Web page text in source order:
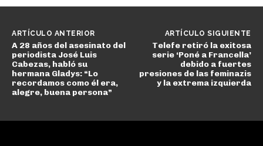
ARTÍCULO ANTERIOR
A 28 años del asesinato del
periodista José Luis
Cabezas, habló su
hermana Gladys: “Lo
recordamos como él era,
alegre, buena persona”
ARTÍCULO SIGUIENTE
Telefe retiró la exitosa
serie ‘Poné a Francella’
debido a fuertes
presiones de las feminazis
y la extrema izquierda